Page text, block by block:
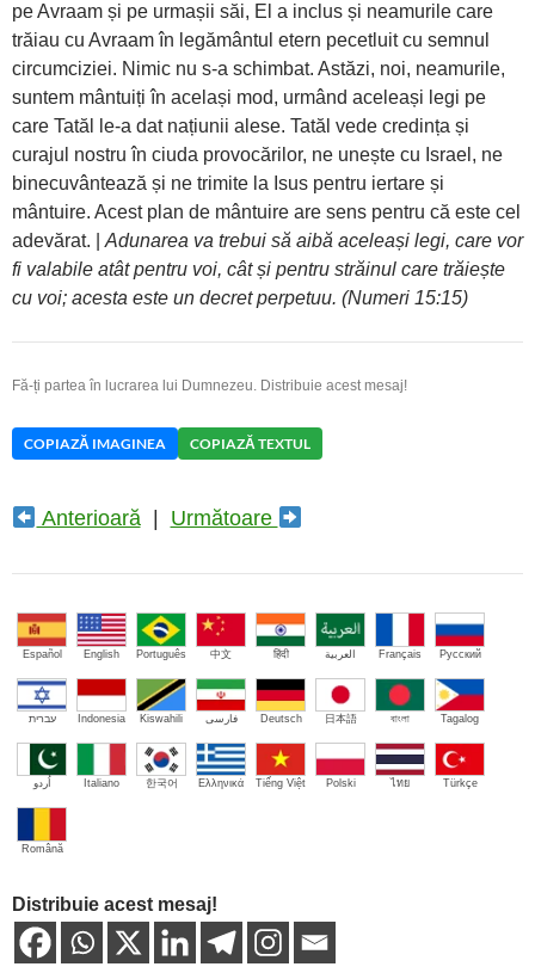
pe Avraam și pe urmașii săi, El a inclus și neamurile care
trăiau cu Avraam în legământul etern pecetluit cu semnul
circumciziei. Nimic nu s-a schimbat. Astăzi, noi, neamurile,
suntem mântuiți în același mod, urmând aceleași legi pe
care Tatăl le-a dat națiunii alese. Tatăl vede credința și
curajul nostru în ciuda provocărilor, ne unește cu Israel, ne
binecuvântează și ne trimite la Isus pentru iertare și
mântuire. Acest plan de mântuire are sens pentru că este cel
adevărat. | Adunarea va trebui să aibă aceleași legi, care vor
fi valabile atât pentru voi, cât și pentru străinul care trăiește
cu voi; acesta este un decret perpetuu. (Numeri 15:15)
Fă-ți partea în lucrarea lui Dumnezeu. Distribuie acest mesaj!
COPIAZĂ IMAGINEA COPIAZĂ TEXTUL
Anterioară| Următoare
Español English Português 中文 हिंदी العربية Français Русский
עברית Indonesia Kiswahili فارسی Deutsch 日本語 বাংলা Tagalog
اُردو Italiano 한국어 Ελληνικά Tiếng Việt Polski ไทย Türkçe
Română
Distribuie acest mesaj!